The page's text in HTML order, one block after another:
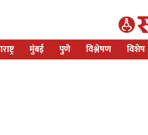
मुंबई पुणे विश्लेषण विशेष